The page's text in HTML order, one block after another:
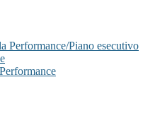
Performance/Piano esecutivo